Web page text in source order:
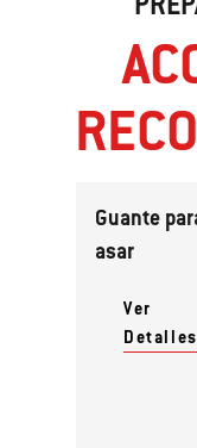
Guante
asar
Ver
Detalles